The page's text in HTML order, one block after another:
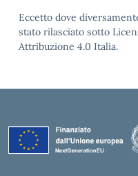
Eccetto dove
stato rilasciato sotto
Attribuzione 4.0 Italia.